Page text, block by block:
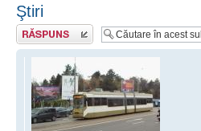
Ştiri
Răspunde